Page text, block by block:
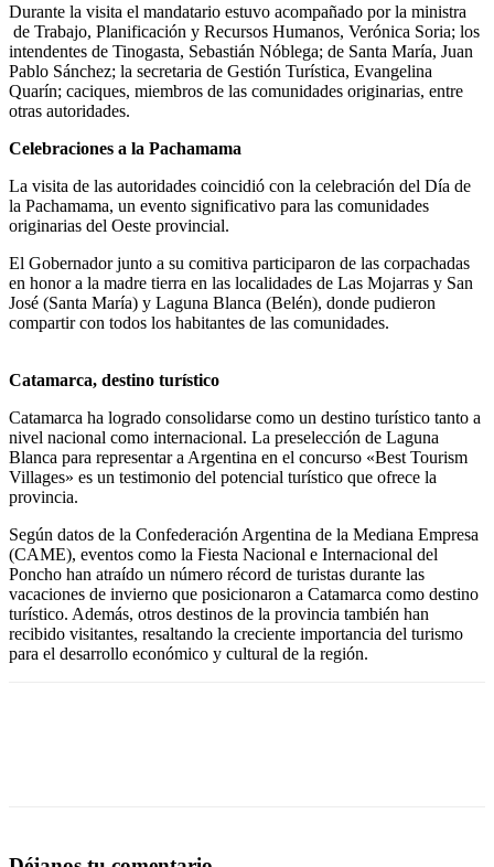
Durante la visita el mandatario estuvo acompañado por la ministra
de Trabajo, Planificación y Recursos Humanos, Verónica Soria; los
intendentes de Tinogasta, Sebastián Nóblega; de Santa María, Juan
Pablo Sánchez; la secretaria de Gestión Turística, Evangelina
Quarín; caciques, miembros de las comunidades originarias, entre
otras autoridades.
Celebraciones a la Pachamama
La visita de las autoridades coincidió con la celebración del Día de
la Pachamama, un evento significativo para las comunidades
originarias del Oeste provincial.
El Gobernador junto a su comitiva participaron de las corpachadas
en honor a la madre tierra en las localidades de Las Mojarras y San
José (Santa María) y Laguna Blanca (Belén), donde pudieron
compartir con todos los habitantes de las comunidades.
Catamarca, destino turístico
Catamarca ha logrado consolidarse como un destino turístico tanto a
nivel nacional como internacional. La preselección de Laguna
Blanca para representar a Argentina en el concurso «Best Tourism
Villages» es un testimonio del potencial turístico que ofrece la
provincia.
Según datos de la Confederación Argentina de la Mediana Empresa
(CAME), eventos como la Fiesta Nacional e Internacional del
Poncho han atraído un número récord de turistas durante las
vacaciones de invierno que posicionaron a Catamarca como destino
turístico. Además, otros destinos de la provincia también han
recibido visitantes, resaltando la creciente importancia del turismo
para el desarrollo económico y cultural de la región.